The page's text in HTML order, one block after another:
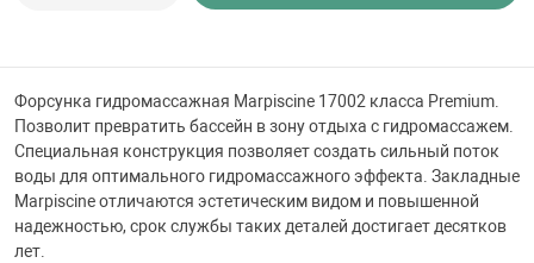
материалы
Форсунка гидромассажная Marpiscine 17002 класса Premium.
Позволит превратить бассейн в зону отдыха с гидромассажем.
Специальная конструкция позволяет создать сильный поток
воды для оптимального гидромассажного эффекта. Закладные
Marpiscine отличаются эстетическим видом и повышенной
надежностью, срок службы таких деталей достигает десятков
лет.